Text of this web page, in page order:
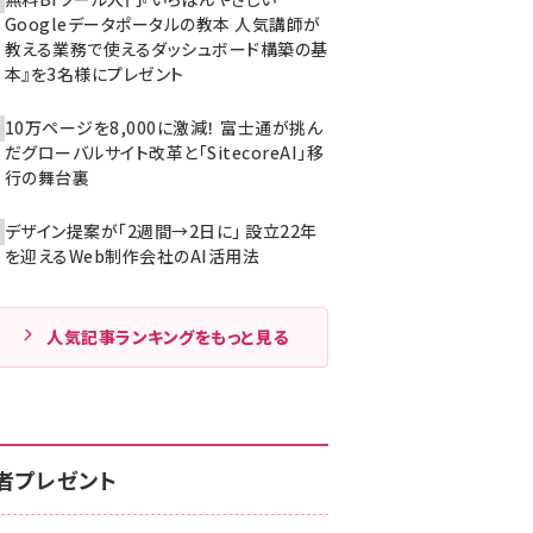
Googleデータポータルの教本 人気講師が
教える業務で使えるダッシュボード構築の基
本』を3名様にプレゼント
10万ページを8,000に激減！ 富士通が挑ん
だグローバルサイト改革と「SitecoreAI」移
行の舞台裏
デザイン提案が「2週間→2日に」 設立22年
を迎えるWeb制作会社のAI活用法
人気記事ランキングをもっと見る
プレゼント